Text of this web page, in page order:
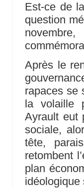
Est-ce de
question
Après le
rapaces se
la volaille
Ayrault eut
sociale,
tête,
retombent
plan
idéologique